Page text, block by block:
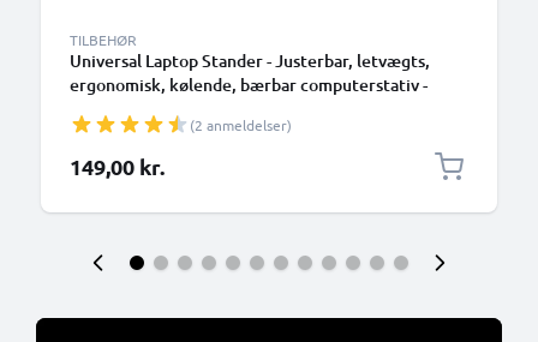
TILBEHØR
Universal Laptop Stander - Justerbar, letvægts,
ergonomisk, kølende, bærbar computerstativ -
køler og holder til arbejdsbord og bord
(2 anmeldelser)
149,00 kr.